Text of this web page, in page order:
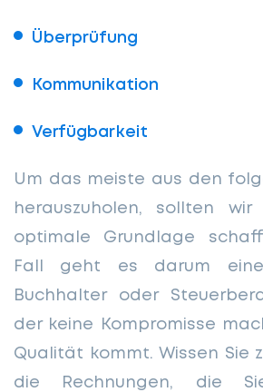
Überprüfung
Kommunikation
Verfügbarkeit
Um das meiste aus den
herauszuholen, sollten wir
optimale Grundlage
Fall geht es darum
Buchhalter oder
der keine Kompromisse
Qualität kommt. Wissen Sie
die Rechnungen, die